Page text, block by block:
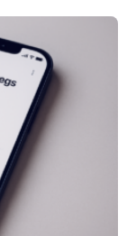
Für
im Juni oder
Faktor, um
zu
noch nicht
der